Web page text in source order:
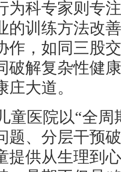
为科专家则专
的训练方法改
作，如同三股
破解复杂性健
大道。
童医院以“全
题、分层干预
提供从生理到